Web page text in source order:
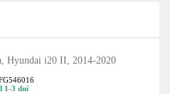
Hyundai i20 II, 2014-2020
1-3 dní